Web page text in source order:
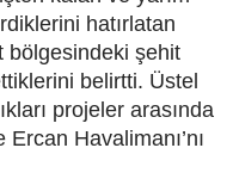
hatırlatan
bölgesindeki şehit
belirtti. Üstel
projeler arasında
Havalimanı’nı